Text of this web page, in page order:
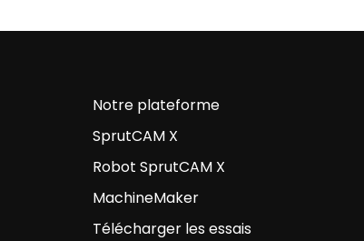
Notre plateforme
SprutCAM X
Robot SprutCAM X
MachineMaker
Télécharger les essais